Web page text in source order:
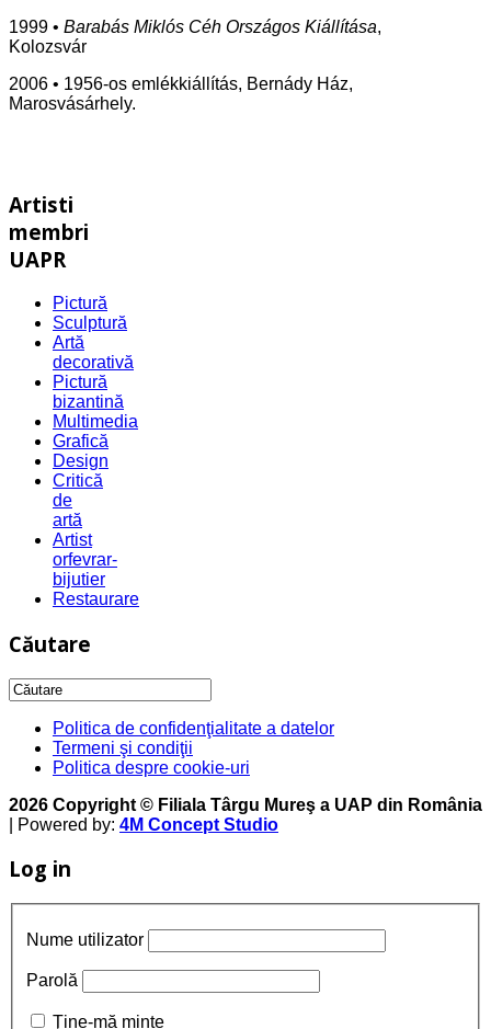
1999 • Barabás Miklós Céh Országos Kiállítása,
Kolozsvár
2006 • 1956-os emlékkiállítás, Bernády Ház,
Marosvásárhely.
Artisti
membri
UAPR
Pictură
Sculptură
Artă
decorativă
Pictură
bizantină
Multimedia
Grafică
Design
Critică
de
artă
Artist
orfevrar-
bijutier
Restaurare
Căutare
Politica de confidenţialitate a datelor
Termeni şi condiţii
Politica despre cookie-uri
2026 Copyright © Filiala Târgu Mureş a UAP din România
| Powered by: 4M Concept Studio
Log in
Nume utilizator
Parolă
Ţine-mă minte